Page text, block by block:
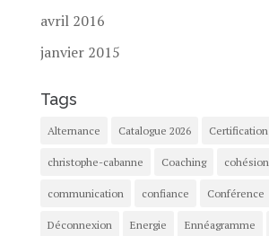
avril 2016
janvier 2015
Tags
Alternance Catalogue 2026 Certification
christophe-cabanne Coaching cohésion
communication confiance Conférence
Déconnexion Energie Ennéagramme